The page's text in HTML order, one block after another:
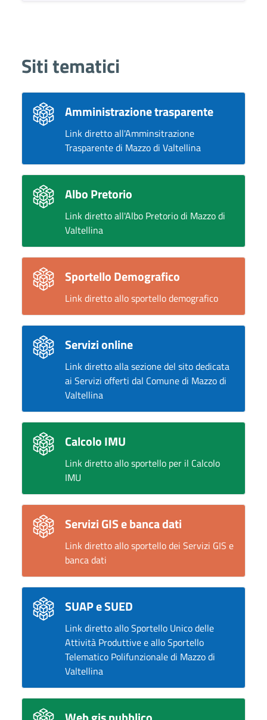
Siti tematici
Amministrazione trasparente
Link diretto all'Amminsitrazione
Trasparente di Mazzo di Valtellina
Albo Pretorio
Link diretto all'Albo Pretorio di Mazzo di
Valtellina
Sportello Demografico
Link diretto allo sportello demografico
Servizi online
Link diretto alla sezione del sito dedicata
ai Servizi offerti dal Comune di Mazzo di
Valtellina
Calcolo IMU
Link diretto allo sportello per il Calcolo
IMU
Servizi GIS e banca dati
Link diretto allo sportello dei Servizi GIS e
banca dati
SUAP e SUED
Link diretto allo Sportello Unico delle
Attività Produttive e allo Sportello
Telematico Polifunzionale di Mazzo di
Valtellina